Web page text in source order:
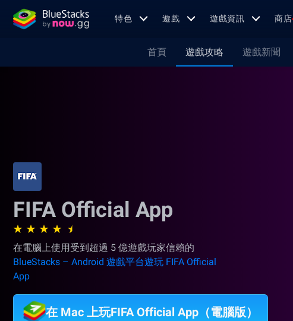
特色 遊戲 遊戲資訊 商店
首頁 遊戲攻略 遊戲新聞
FIFA Official App
在電腦上使用受到超過 5 億遊戲玩家信賴的
BlueStacks – Android 遊戲平台遊玩 FIFA Official
App
在 Mac 上玩FIFA Official App（電腦版）